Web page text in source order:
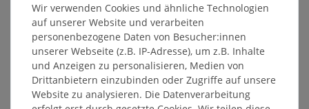
Wunschliste
* inkl. ges. MwSt. zzgl.Versandkosten
Wir verwenden Cookies und ähnliche Technologien
auf unserer Website und verarbeiten
personenbezogene Daten von Besucher:innen
unserer Webseite (z.B. IP-Adresse), um z.B. Inhalte
und Anzeigen zu personalisieren, Medien von
Drittanbietern einzubinden oder Zugriffe auf unsere
Website zu analysieren. Die Datenverarbeitung